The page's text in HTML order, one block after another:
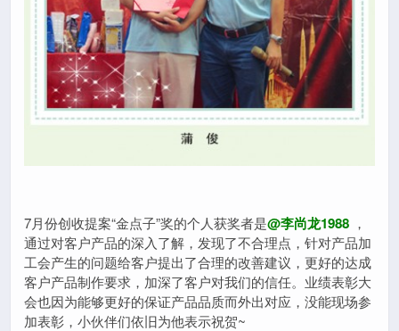
7月份创收提案“金点子”奖的个人获奖者是@李尚龙1988 ，
通过对客户产品的深入了解，发现了不合理点，针对产品加
工会产生的问题给客户提出了合理的改善建议，更好的达成
客户产品制作要求，加深了客户对我们的信任。业绩表彰大
会也因为能够更好的保证产品品质而外出对应，没能现场参
加表彰，小伙伴们依旧为他表示祝贺~